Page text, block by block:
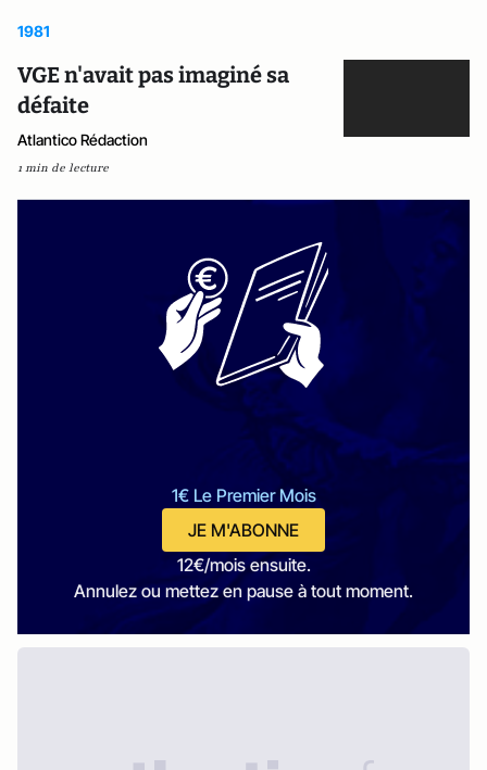
1981
VGE n'avait pas imaginé sa
défaite
Atlantico Rédaction
1 min de lecture
1€ Le Premier Mois
JE M'ABONNE
12€/mois ensuite.
Annulez ou mettez en pause à tout moment.